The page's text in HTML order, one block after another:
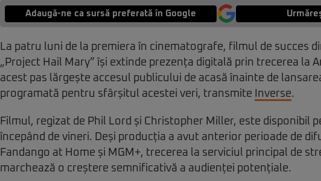
Adaugă-ne ca sursă preferată în Google
La patru luni de la premiera în cinematografe, filmul de succes
„Project Hail Mary” își extinde prezența digitală prin trecerea la
acest pas lărgește accesul publicului de acasă înainte de
programată pentru sfârșitul acestei veri, transmite
Inverse.
Filmul, regizat de Phil Lord și Christopher Miller, este disponibil
începând de vineri. Deși producția a avut anterior perioade de
Fandango at Home și MGM+, trecerea la serviciul principal de
marchează o creștere semnificativă a audienței potențiale.